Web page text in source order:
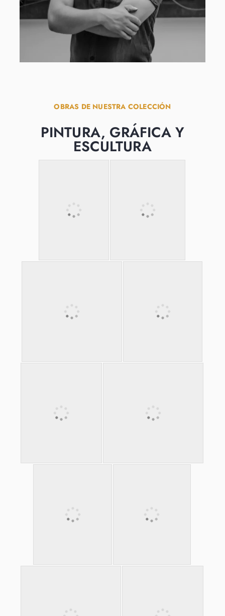
OBRAS DE NUESTRA COLECCIÓN
PINTURA, GRÁFICA Y
ESCULTURA